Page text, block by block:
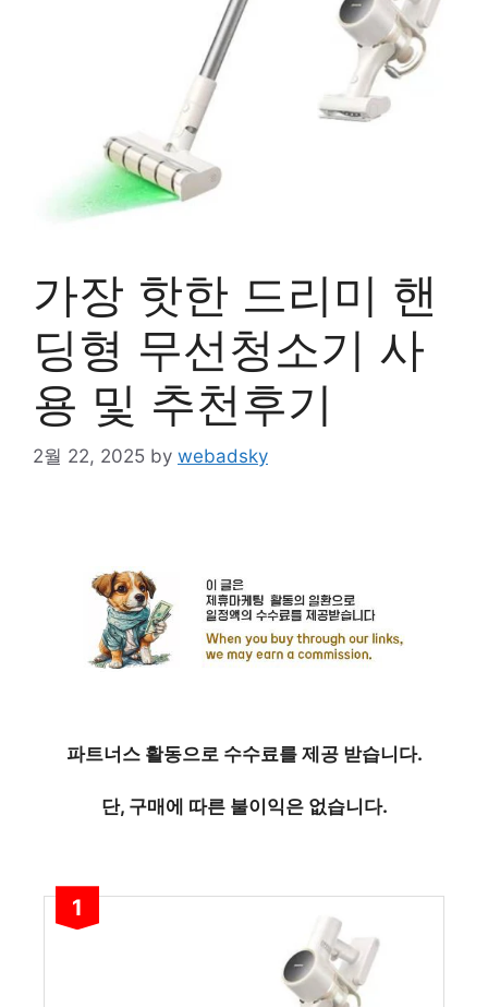
가장 핫한 드리미 핸
딩형 무선청소기 사
용 및 추천후기
2월 22, 2025 by webadsky
파트너스 활동으로 수수료를 제공 받습니다.
단, 구매에 따른 불이익은 없습니다.
1